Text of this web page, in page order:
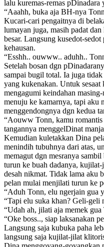
lalu kuremas-remas
“Aaahh, buka aja BH-nya
Kucari-cari pengaitnya di
lumayan juga, masih padat
besar. Langsung kusedot-
kehausan.
“Esshh.. ouwww.. aduhh..
Setelah bosan dgn
sampai bugil total. Ia juga
yang kukenakan. Untuk sesaat
mengagumi keindahan
menuju ke kamarnya, tapi aku
menggendongnya dgn kedua
“Aouww Tonn, kamu
tangannya menggelDinat
Kemudian kuletakkan Dina
menindih tubuhnya dari atas,
memagut dgn mesranya
turun ke buah dadanya,
desah nikmat. Tidak lama aku
pelan mulai menjilati turun ke
“Aduh Tonn, elu ngerjain gua
“Tapi elu suka khan? Geli-geli
“Udah ah, jilati aja memek gua
“Oke boss.., siap laksanakan
Langsung saja kubuka paha
langsung saja kujilat-jilat